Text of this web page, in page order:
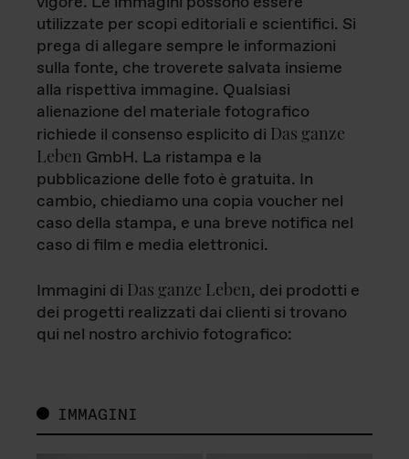
utilizzate per scopi editoriali e scientifici. Si
prega di allegare sempre le informazioni
sulla fonte, che troverete salvata insieme
alla rispettiva immagine. Qualsiasi
alienazione del materiale fotografico
richiede il consenso esplicito di Das ganze
Leben GmbH. La ristampa e la
pubblicazione delle foto è gratuita. In
cambio, chiediamo una copia voucher nel
caso della stampa, e una breve notifica nel
caso di film e media elettronici.
Immagini di Das ganze Leben, dei prodotti e
dei progetti realizzati dai clienti si trovano
qui nel nostro archivio fotografico:
IMMAGINI